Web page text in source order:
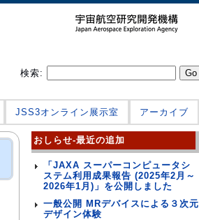
検索:
JSS3オンライン展示室 アーカイブ
おしらせ-最近の追加
「JAXA スーパーコンピュータシ
ステム利用成果報告 (2025年2月～
2026年1月)」を公開しました
一般公開 MRデバイスによる３次元
デザイン体験